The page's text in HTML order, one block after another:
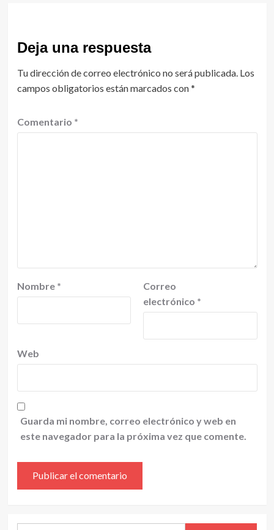
Deja una respuesta
Tu dirección de correo electrónico no será publicada. Los
campos obligatorios están marcados con*
Comentario *
Nombre *
Correo
electrónico *
Web
Guarda mi nombre, correo electrónico y web en
este navegador para la próxima vez que comente.